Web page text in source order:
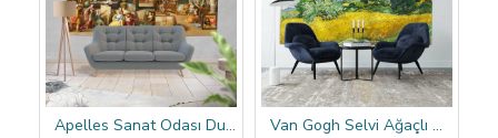
Apelles Sanat Odası Duvar Örtüsü Van Gogh Selvi Ağaçlı Buğday Tarlası Duvar Örtüsü